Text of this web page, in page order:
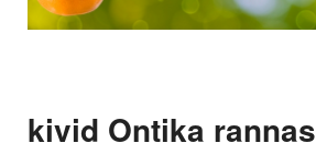
kivid Ontika rannas